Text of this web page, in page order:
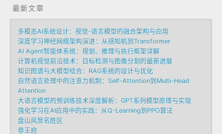
最新文章
多模态AI系统设计：视觉-语言模型的融合架构与应用
深度学习神经网络架构演进：从感知机到Transformer
AI Agent智能体系统：规划、推理与执行框架详解
计算机视觉前沿技术：目标检测与图像分割的最新进展
知识图谱与大模型结合：RAG系统的设计与优化
自然语言处理中的注意力机制：Self-Attention到Multi-Head
Attention
大语言模型的预训练技术深度解析：GPT系列模型原理与实现
强化学习在AI应用中的实践：从Q-Learning到PPO算法
盘山风景名胜区
恭王府